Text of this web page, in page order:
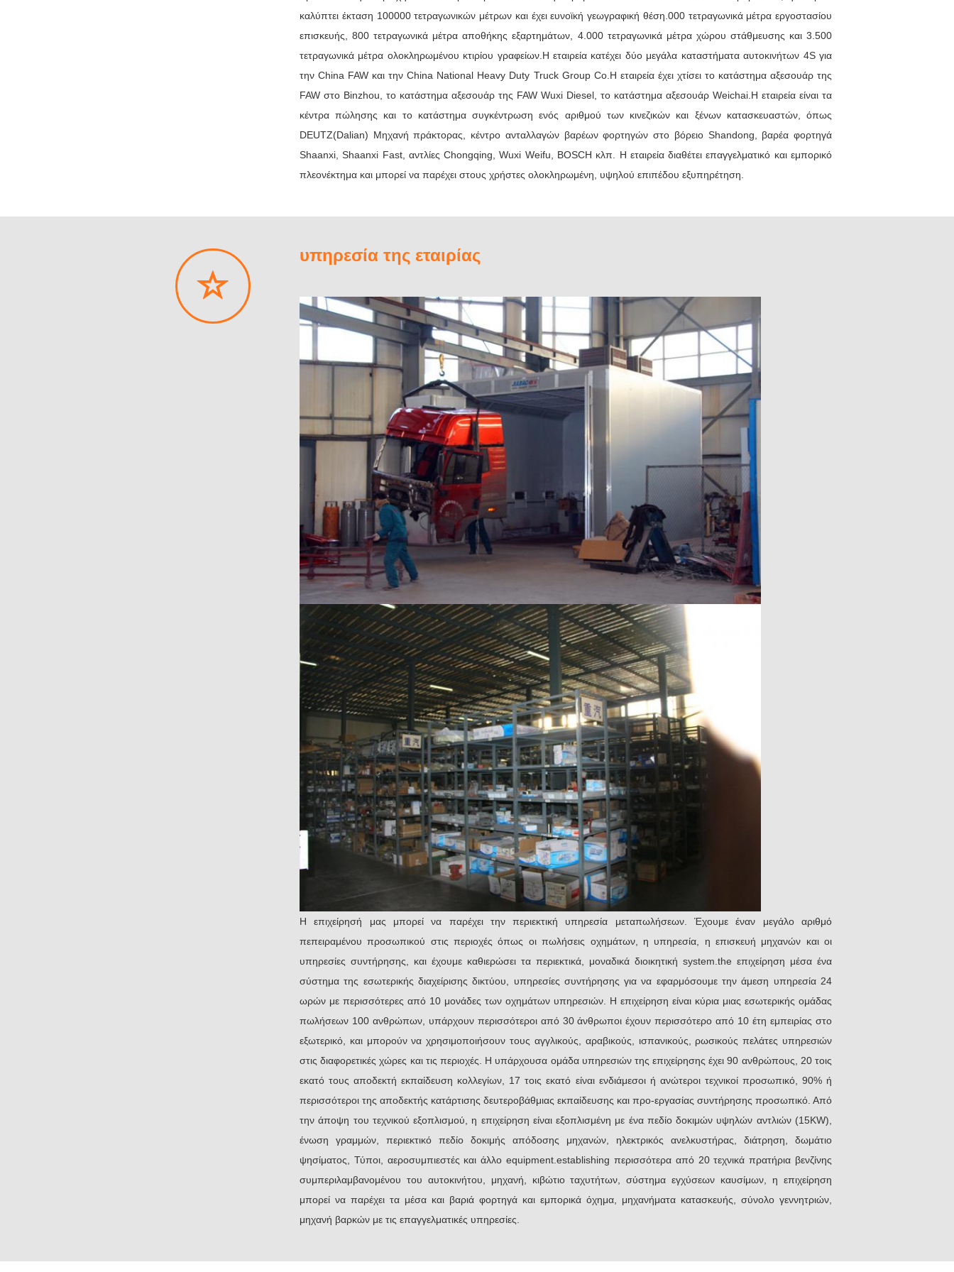
προσανατολισμό, η επιχείρηση καθιέρωσε ένα σύστημα προώθησης βασισμένο «μάρκετινγκ
υπηρεσιών οχημάτων στο προσανατολισμένο στις επιχειρήσεις, τα κύρια καταστήματα
εμπορικών σημάτων για το σύστημα υποστήριξης και συντήρησης και προώθησης». Έχει
αναγνωριστεί πλήρως και έχει εμπιστευθεί από όλους τους συνεργάτες και τους πελάτες.
Ειλικρινά ευπρόσδεκτοι πελάτες και φίλοι στην ΠΌΛΗ JINAN της ΚΊΝΑΣ για να επισκεφτεί
και να καθοδηγήσει την εργασία!
καλύπτει έκταση 100000 τετραγωνικών μέτρων και έχει ευνοϊκή γεωγραφική θέση.000 τετραγωνικά μέτρα εργοστασίου
επισκευής, 800 τετραγωνικά μέτρα αποθήκης εξαρτημάτων, 4.000 τετραγωνικά μέτρα χώρου στάθμευσης και 3.500
τετραγωνικά μέτρα ολοκληρωμένου κτιρίου γραφείων.Η εταιρεία κατέχει δύο μεγάλα καταστήματα αυτοκινήτων 4S για
την China FAW και την China National Heavy Duty Truck Group Co.Η εταιρεία έχει χτίσει το κατάστημα αξεσουάρ της
FAW στο Binzhou, το κατάστημα αξεσουάρ της FAW Wuxi Diesel, το κατάστημα αξεσουάρ Weichai.Η εταιρεία είναι τα
κέντρα πώλησης και το κατάστημα συγκέντρωση ενός αριθμού των κινεζικών και ξένων κατασκευαστών, όπως
DEUTZ(Dalian) Μηχανή πράκτορας, κέντρο ανταλλαγών βαρέων φορτηγών στο βόρειο Shandong, βαρέα φορτηγά
Shaanxi, Shaanxi Fast, αντλίες Chongqing, Wuxi Weifu, BOSCH κλπ. Η εταιρεία διαθέτει επαγγελματικό και εμπορικό
πλεονέκτημα και μπορεί να παρέχει στους χρήστες ολοκληρωμένη, υψηλού επιπέδου εξυπηρέτηση.
υπηρεσία της εταιρίας
Η επιχείρησή μας μπορεί να παρέχει την περιεκτική υπηρεσία μεταπωλήσεων. Έχουμε έναν μεγάλο αριθμό
πεπειραμένου προσωπικού στις περιοχές όπως οι πωλήσεις οχημάτων, η υπηρεσία, η επισκευή μηχανών και οι
υπηρεσίες συντήρησης, και έχουμε καθιερώσει τα περιεκτικά, μοναδικά διοικητική system.the επιχείρηση μέσα ένα
σύστημα της εσωτερικής διαχείρισης δικτύου, υπηρεσίες συντήρησης για να εφαρμόσουμε την άμεση υπηρεσία 24
ωρών με περισσότερες από 10 μονάδες των οχημάτων υπηρεσιών. Η επιχείρηση είναι κύρια μιας εσωτερικής ομάδας
πωλήσεων 100 ανθρώπων, υπάρχουν περισσότεροι από 30 άνθρωποι έχουν περισσότερο από 10 έτη εμπειρίας στο
εξωτερικό, και μπορούν να χρησιμοποιήσουν τους αγγλικούς, αραβικούς, ισπανικούς, ρωσικούς πελάτες υπηρεσιών
στις διαφορετικές χώρες και τις περιοχές. Η υπάρχουσα ομάδα υπηρεσιών της επιχείρησης έχει 90 ανθρώπους, 20 τοις
εκατό τους αποδεκτή εκπαίδευση κολλεγίων, 17 τοις εκατό είναι ενδιάμεσοι ή ανώτεροι τεχνικοί προσωπικό, 90% ή
περισσότεροι της αποδεκτής κατάρτισης δευτεροβάθμιας εκπαίδευσης και προ-εργασίας συντήρησης προσωπικό. Από
την άποψη του τεχνικού εξοπλισμού, η επιχείρηση είναι εξοπλισμένη με ένα πεδίο δοκιμών υψηλών αντλιών (15KW),
ένωση γραμμών, περιεκτικό πεδίο δοκιμής απόδοσης μηχανών, ηλεκτρικός ανελκυστήρας, διάτρηση, δωμάτιο
ψησίματος, Τύποι, αεροσυμπιεστές και άλλο equipment.establishing περισσότερα από 20 τεχνικά πρατήρια βενζίνης
συμπεριλαμβανομένου του αυτοκινήτου, μηχανή, κιβώτιο ταχυτήτων, σύστημα εγχύσεων καυσίμων, η επιχείρηση
μπορεί να παρέχει τα μέσα και βαριά φορτηγά και εμπορικά όχημα, μηχανήματα κατασκευής, σύνολο γεννητριών,
μηχανή βαρκών με τις επαγγελματικές υπηρεσίες.